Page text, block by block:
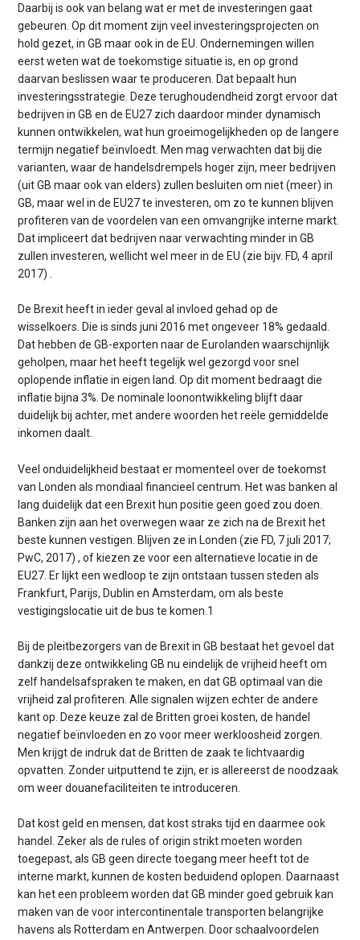
Daarbij is ook van belang wat er met de investeringen gaat
gebeuren. Op dit moment zijn veel investeringsprojecten on
hold gezet, in GB maar ook in de EU. Ondernemingen willen
eerst weten wat de toekomstige situatie is, en op grond
daarvan beslissen waar te produceren. Dat bepaalt hun
investeringsstrategie. Deze terughoudendheid zorgt ervoor dat
bedrijven in GB en de EU27 zich daardoor minder dynamisch
kunnen ontwikkelen, wat hun groeimogelijkheden op de langere
termijn negatief beïnvloedt. Men mag verwachten dat bij die
varianten, waar de handelsdrempels hoger zijn, meer bedrijven
(uit GB maar ook van elders) zullen besluiten om niet (meer) in
GB, maar wel in de EU27 te investeren, om zo te kunnen blijven
profiteren van de voordelen van een omvangrijke interne markt.
Dat impliceert dat bedrijven naar verwachting minder in GB
zullen investeren, wellicht wel meer in de EU (zie bijv. FD, 4 april
2017) .
De Brexit heeft in ieder geval al invloed gehad op de
wisselkoers. Die is sinds juni 2016 met ongeveer 18% gedaald.
Dat hebben de GB-exporten naar de Eurolanden waarschijnlijk
geholpen, maar het heeft tegelijk wel gezorgd voor snel
oplopende inflatie in eigen land. Op dit moment bedraagt die
inflatie bijna 3%. De nominale loonontwikkeling blijft daar
duidelijk bij achter, met andere woorden het reële gemiddelde
inkomen daalt.
Veel onduidelijkheid bestaat er momenteel over de toekomst
van Londen als mondiaal financieel centrum. Het was banken al
lang duidelijk dat een Brexit hun positie geen goed zou doen.
Banken zijn aan het overwegen waar ze zich na de Brexit het
beste kunnen vestigen. Blijven ze in Londen (zie FD, 7 juli 2017;
PwC, 2017) , of kiezen ze voor een alternatieve locatie in de
EU27. Er lijkt een wedloop te zijn ontstaan tussen steden als
Frankfurt, Parijs, Dublin en Amsterdam, om als beste
vestigingslocatie uit de bus te komen.1
Bij de pleitbezorgers van de Brexit in GB bestaat het gevoel dat
dankzij deze ontwikkeling GB nu eindelijk de vrijheid heeft om
zelf handelsafspraken te maken, en dat GB optimaal van die
vrijheid zal profiteren. Alle signalen wijzen echter de andere
kant op. Deze keuze zal de Britten groei kosten, de handel
negatief beïnvloeden en zo voor meer werkloosheid zorgen.
Men krijgt de indruk dat de Britten de zaak te lichtvaardig
opvatten. Zonder uitputtend te zijn, er is allereerst de noodzaak
om weer douanefaciliteiten te introduceren.
Dat kost geld en mensen, dat kost straks tijd en daarmee ook
handel. Zeker als de rules of origin strikt moeten worden
toegepast, als GB geen directe toegang meer heeft tot de
interne markt, kunnen de kosten beduidend oplopen. Daarnaast
kan het een probleem worden dat GB minder goed gebruik kan
maken van de voor intercontinentale transporten belangrijke
havens als Rotterdam en Antwerpen. Door schaalvoordelen